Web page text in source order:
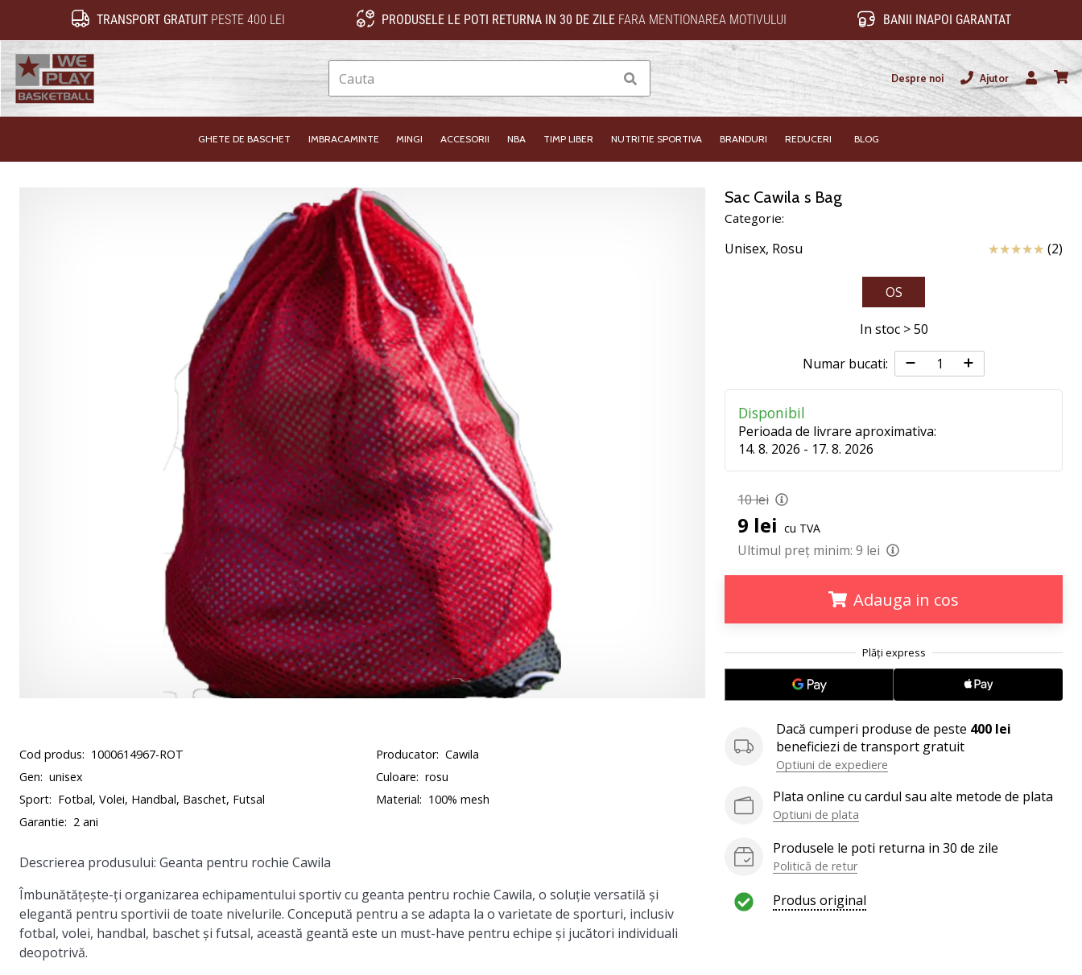
TRANSPORT GRATUITPESTE 400 LEI PRODUSELE LE POTI RETURNA IN 30 DE ZILEFARA MENTIONAREA MOTIVULUI BANII INAPOI GARANTAT
Cauta Despre noi
Ajutor
Utilizator
GHETE DE BASCHET IMBRACAMINTE MINGI ACCESORII NBA TIMP LIBER NUTRITIE SPORTIVA BRANDURI REDUCERI BLOG
Sac Cawila s Bag
Categorie:
Unisex, Rosu Review (2)
OS
In stoc > 50
Numar bucati:
Disponibil
Perioada de livrare aproximativa:
14. 8. 2026 - 17. 8. 2026
10 lei
9 lei cu TVA
Ultimul preț minim: 9 lei
Adauga in cos
Dacă cumperi produse de peste 400 lei
beneficiezi de transport gratuit
Optiuni de expediere
Plata online cu cardul sau alte metode de plata
Optiuni de plata
Produsele le poti returna in 30 de zile
Politică de retur
Produs original
Cod produs: 1000614967-ROT Producator: Cawila
Gen: unisex Culoare: rosu
Sport: Fotbal, Volei, Handbal, Baschet, Futsal Material: 100% mesh
Garantie: 2 ani
Descrierea produsului: Geanta pentru rochie Cawila
Îmbunătățește-ți organizarea echipamentului sportiv cu geanta pentru rochie Cawila, o soluție versatilă și
elegantă pentru sportivii de toate nivelurile. Concepută pentru a se adapta la o varietate de sporturi, inclusiv
fotbal, volei, handbal, baschet și futsal, această geantă este un must-have pentru echipe și jucători individuali
deopotrivă.